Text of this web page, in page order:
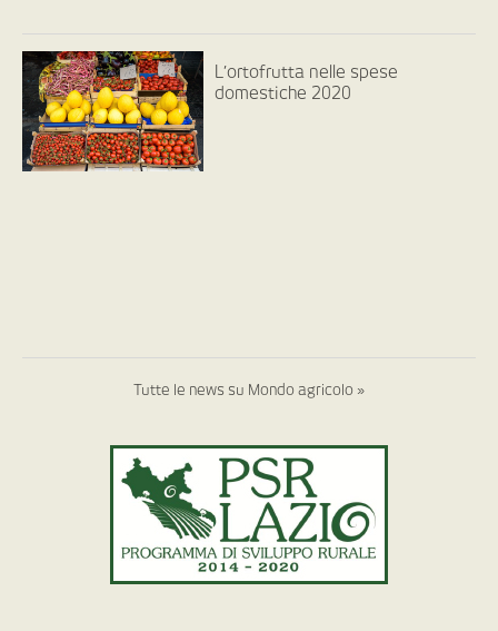
L’ortofrutta nelle spese
domestiche 2020
Tutte le news su Mondo agricolo »